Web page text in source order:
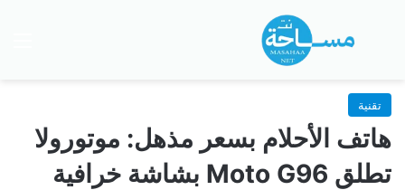
بحث عن
تقنية
هاتف الأحلام بسعر مذهل: موتورولا
تطلق Moto G96 بشاشة خرافية